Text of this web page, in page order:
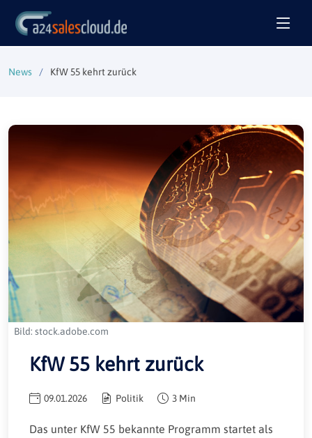
News KfW 55 kehrt zurück
Bild: stock.adobe.com
KfW 55 kehrt zurück
09.01.2026 Politik 3 Min
Das unter KfW 55 bekannte Programm startet als